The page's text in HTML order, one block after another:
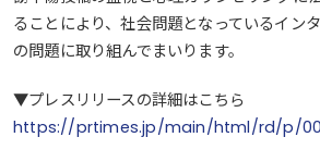
ることにより、社会問題となっているイン
の問題に取り組んでまいります。
▼プレスリリースの詳細はこちら
https://prtimes.jp/main/html/rd/p/